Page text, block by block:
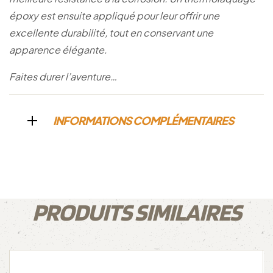
époxy est ensuite appliqué pour leur offrir une
excellente durabilité, tout en conservant une
apparence élégante.
Faites durer l’aventure…
INFORMATIONS COMPLÉMENTAIRES
PRODUITS SIMILAIRES